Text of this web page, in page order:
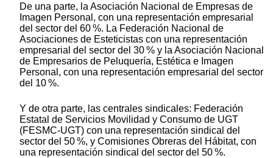
De una parte, la Asociación Nacional de Empresas de
Imagen Personal, con una representación empresarial
del sector del 60 %. La Federación Nacional de
Asociaciones de Esteticistas con una representación
empresarial del sector del 30 % y la Asociación Nacional
de Empresarios de Peluquería, Estética e Imagen
Personal, con una representación empresarial del sector
del 10 %.
Y de otra parte, las centrales sindicales: Federación
Estatal de Servicios Movilidad y Consumo de UGT
(FESMC-UGT) con una representación sindical del
sector del 50 %, y Comisiones Obreras del Hábitat, con
una representación sindical del sector del 50 %.